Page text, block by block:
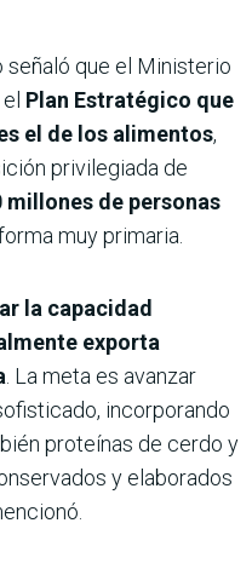
señaló que el Ministerio
Plan Estratégico que
el de los alimentos,
privilegiada de
millones de personas
muy primaria.
la capacidad
exporta
. La meta es avanzar
incorporando
proteínas de cerdo y
y elaborados